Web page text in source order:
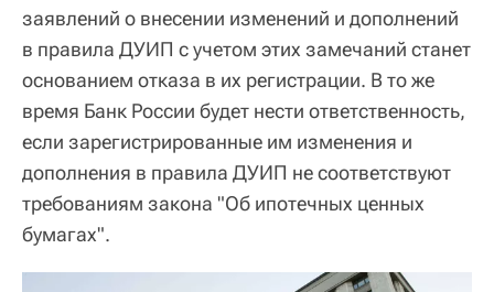
заявлений о внесении изменений и дополнений
в правила ДУИП с учетом этих замечаний станет
основанием отказа в их регистрации. В то же
время Банк России будет нести ответственность,
если зарегистрированные им изменения и
дополнения в правила ДУИП не соответствуют
требованиям закона "Об ипотечных ценных
бумагах".